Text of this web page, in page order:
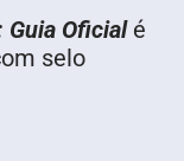
Guia Oficialé
selo